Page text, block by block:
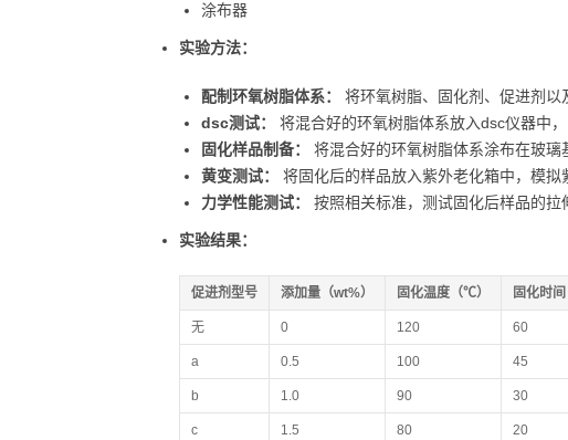
涂布器
实验方法：
配制环氧树脂体系：
将环氧树脂、固化剂、促进剂以
dsc测试：
将混合好的环氧树脂体系放入dsc仪器中
固化样品制备：
将混合好的环氧树脂体系涂布在玻璃
黄变测试：
将固化后的样品放入紫外老化箱中，模拟
力学性能测试：
按照相关标准，测试固化后样品的拉
实验结果：
促进剂型号 添加量（wt%） 固化温度（℃） 固化时间
无 0 120 60
a 0.5 100 45
b 1.0 90 30
c 1.5 80 20